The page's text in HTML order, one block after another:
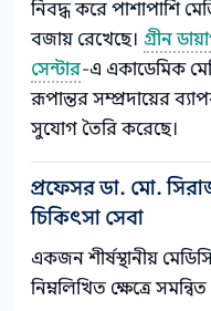
নিবদ্ধ করে পাশাপাশি
বজায় রেখেছে। গ্রীন
সেন্টার-এ একাডেমিক
রূপান্তর সম্প্রদায়ের
সুযোগ তৈরি করেছে।
প্রফেসর ডা. মো.
চিকিৎসা সেবা
একজন শীর্ষস্থানীয়
নিম্নলিখিত ক্ষেত্রে